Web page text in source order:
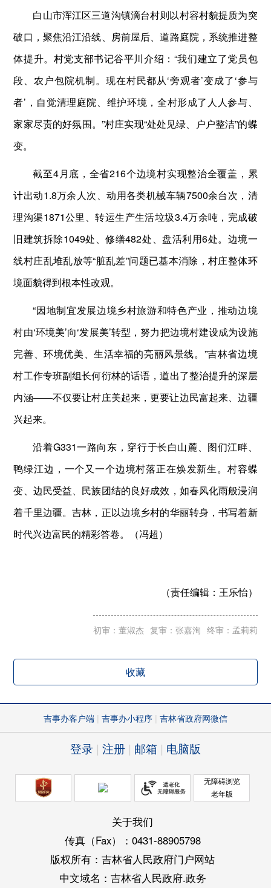
白山市浑江区三道沟镇滴台村则以村容村貌提质为突
破口，聚焦沿江沿线、房前屋后、道路庭院，系统推进整
体提升。村党支部书记谷平川介绍：“我们建立了党员包
段、农户包院机制。现在村民都从‘旁观者’变成了‘参与
者’，自觉清理庭院、维护环境，全村形成了人人参与、
家家尽责的好氛围。”村庄实现“处处见绿、户户整洁”的蝶
变。
截至4月底，全省216个边境村实现整治全覆盖，累
计出动1.8万余人次、动用各类机械车辆7500余台次，清
理沟渠1871公里、转运生产生活垃圾3.4万余吨，完成破
旧建筑拆除1049处、修缮482处、盘活利用6处。边境一
线村庄乱堆乱放等“脏乱差”问题已基本消除，村庄整体环
境面貌得到根本性改观。
“因地制宜发展边境乡村旅游和特色产业，推动边境
村由‘环境美’向‘发展美’转型，努力把边境村建设成为设施
完善、环境优美、生活幸福的亮丽风景线。”吉林省边境
村工作专班副组长何衍林的话语，道出了整治提升的深层
内涵——不仅要让村庄美起来，更要让边民富起来、边疆
兴起来。
沿着G331一路向东，穿行于长白山麓、图们江畔、
鸭绿江边，一个又一个边境村落正在焕发新生。村容蝶
变、边民受益、民族团结的良好成效，如春风化雨般浸润
着千里边疆。吉林，正以边境乡村的华丽转身，书写着新
时代兴边富民的精彩答卷。（冯超）
（责任编辑： 王乐怡）
初审：董淑杰 复审：张嘉洵 终审：孟莉莉
收藏